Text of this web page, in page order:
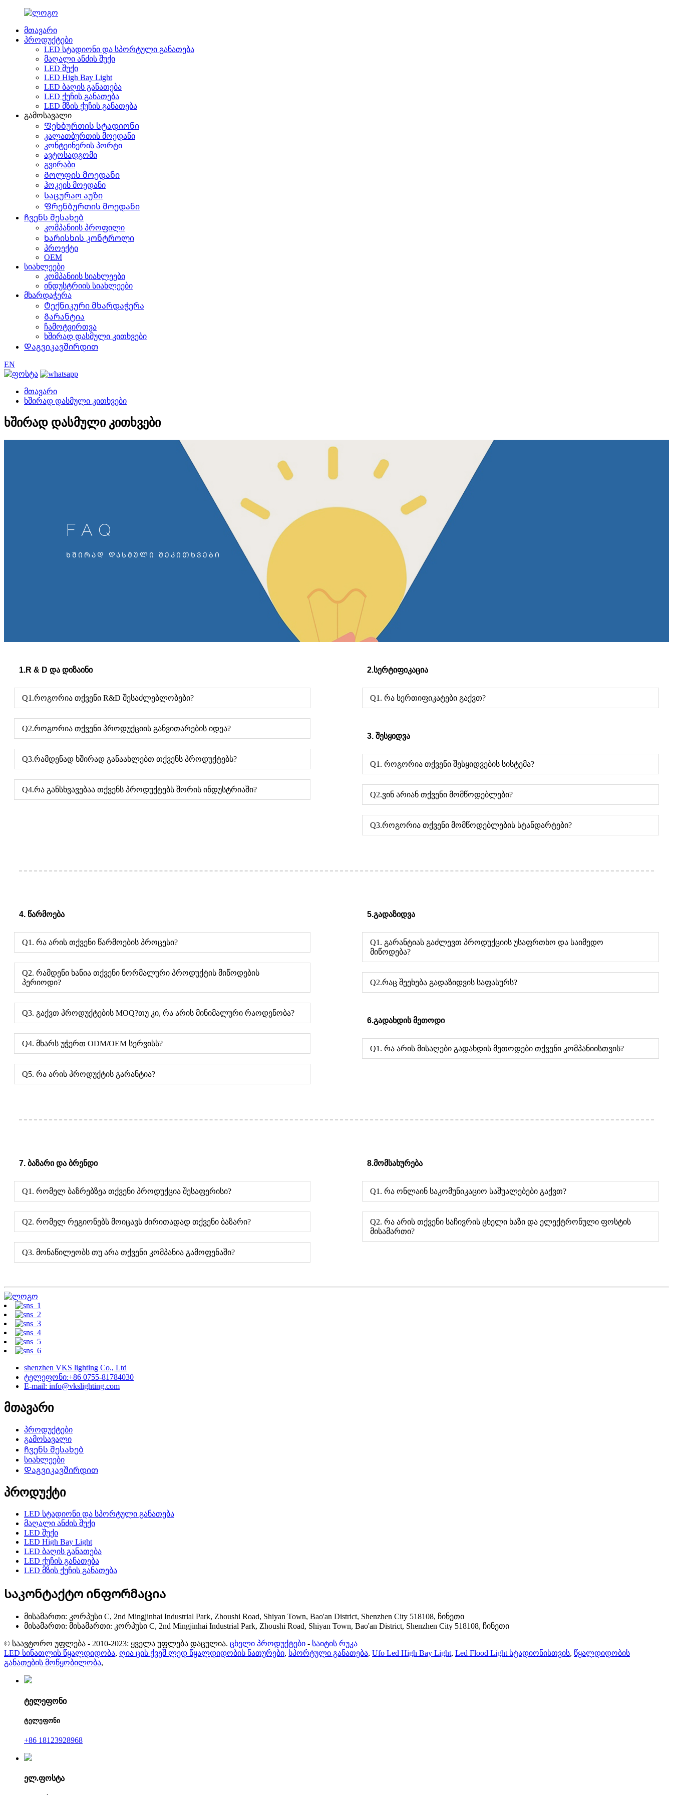
მთავარი
პროდუქტები
LED სტადიონი და სპორტული განათება
მაღალი ანძის შუქი
LED შუქი
LED High Bay Light
LED ბაღის განათება
LED ქუჩის განათება
LED მზის ქუჩის განათება
გამოსავალი
Ფეხბურთის სტადიონი
კალათბურთის მოედანი
კონტეინერის პორტი
ავტოსადგომი
გვირაბი
Გოლფის მოედანი
ჰოკეის მოედანი
Საცურაო აუზი
Ფრენბურთის მოედანი
Ჩვენს შესახებ
კომპანიის პროფილი
Ხარისხის კონტროლი
პროექტი
OEM
სიახლეები
კომპანიის სიახლეები
ინდუსტრიის სიახლეები
მხარდაჭერა
Ტექნიკური მხარდაჭერა
Გარანტია
ჩამოტვირთვა
ხშირად დასმული კითხვები
Დაგვიკავშირდით
EN
მთავარი
ხშირად დასმული კითხვები
ხშირად დასმული კითხვები
FAQ
ᲮᲨᲘᲠᲐᲓ ᲓᲐᲡᲛᲣᲚᲘ ᲨᲔᲙᲘᲗᲮᲕᲔᲑᲘ
1.R & D და დიზაინი
Q1.როგორია თქვენი R&D შესაძლებლობები?
Q2.როგორია თქვენი პროდუქციის განვითარების იდეა?
Q3.რამდენად ხშირად განაახლებთ თქვენს პროდუქტებს?
Q4.რა განსხვავებაა თქვენს პროდუქტებს შორის ინდუსტრიაში?
2.სერტიფიკაცია
Q1. რა სერთიფიკატები გაქვთ?
3. შესყიდვა
Q1. როგორია თქვენი შესყიდვების სისტემა?
Q2.ვინ არიან თქვენი მომწოდებლები?
Q3.როგორია თქვენი მომწოდებლების სტანდარტები?
4. წარმოება
Q1. რა არის თქვენი წარმოების პროცესი?
Q2. რამდენი ხანია თქვენი ნორმალური პროდუქტის მიწოდების
პერიოდი?
Q3. გაქვთ პროდუქტების MOQ?თუ კი, რა არის მინიმალური რაოდენობა?
Q4. მხარს უჭერთ ODM/OEM სერვისს?
Q5. რა არის პროდუქტის გარანტია?
5.გადაზიდვა
Q1. გარანტიას გაძლევთ პროდუქციის უსაფრთხო და საიმედო
მიწოდება?
Q2.რაც შეეხება გადაზიდვის საფასურს?
6.გადახდის მეთოდი
Q1. რა არის მისაღები გადახდის მეთოდები თქვენი კომპანიისთვის?
7. ბაზარი და ბრენდი
Q1. რომელ ბაზრებზეა თქვენი პროდუქცია შესაფერისი?
Q2. რომელ რეგიონებს მოიცავს ძირითადად თქვენი ბაზარი?
Q3. მონაწილეობს თუ არა თქვენი კომპანია გამოფენაში?
8.მომსახურება
Q1. რა ონლაინ საკომუნიკაციო საშუალებები გაქვთ?
Q2. რა არის თქვენი საჩივრის ცხელი ხაზი და ელექტრონული ფოსტის
მისამართი?
shenzhen VKS lighting Co., Ltd
ტელეფონი:+86 0755-81784030
E-mail: info@vkslighting.com
მთავარი
პროდუქტები
გამოსავალი
Ჩვენს შესახებ
სიახლეები
Დაგვიკავშირდით
პროდუქტი
LED სტადიონი და სპორტული განათება
მაღალი ანძის შუქი
LED შუქი
LED High Bay Light
LED ბაღის განათება
LED ქუჩის განათება
LED მზის ქუჩის განათება
Საკონტაქტო ინფორმაცია
მისამართი: კორპუსი C, 2nd Mingjinhai Industrial Park, Zhoushi Road, Shiyan Town, Bao'an District, Shenzhen City 518108, ჩინეთი
მისამართი: მისამართი: კორპუსი C, 2nd Mingjinhai Industrial Park, Zhoushi Road, Shiyan Town, Bao'an District, Shenzhen City 518108, ჩინეთი
© საავტორო უფლება - 2010-2023: ყველა უფლება დაცულია. ცხელი პროდუქტები - საიტის რუკა
LED სინათლის წყალდიდობა, ღია ცის ქვეშ ლედ წყალდიდობის ნათურები, სპორტული განათება, Ufo Led High Bay Light, Led Flood Light სტადიონისთვის, წყალდიდობის
განათების მოწყობილობა,
ტელეფონი
ტელეფონი
+86 18123928968
ელ.ფოსტა